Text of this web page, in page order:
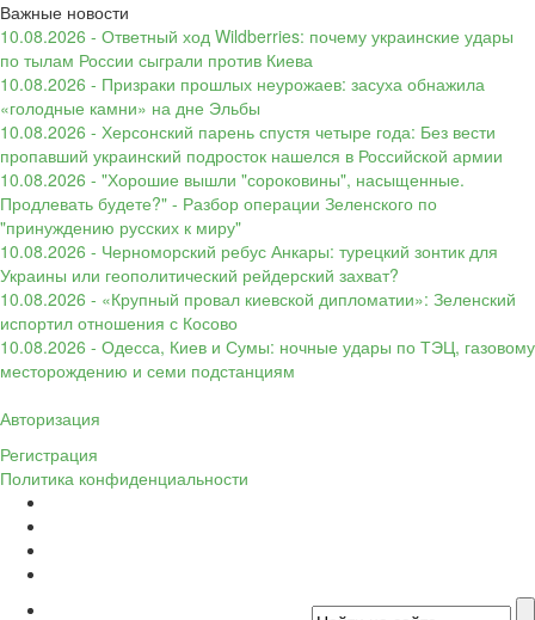
Важные новости
10.08.2026 - Ответный ход Wildberries: почему украинские удары
по тылам России сыграли против Киева
10.08.2026 - Призраки прошлых неурожаев: засуха обнажила
«голодные камни» на дне Эльбы
10.08.2026 - Херсонский парень спустя четыре года: Без вести
пропавший украинский подросток нашелся в Российской армии
10.08.2026 - "Хорошие вышли "сороковины", насыщенные.
Продлевать будете?" - Разбор операции Зеленского по
"принуждению русских к миру"
10.08.2026 - Черноморский ребус Анкары: турецкий зонтик для
Украины или геополитический рейдерский захват?
10.08.2026 - «Крупный провал киевской дипломатии»: Зеленский
испортил отношения с Косово
10.08.2026 - Одесса, Киев и Сумы: ночные удары по ТЭЦ, газовому
месторождению и семи подстанциям
Авторизация
Регистрация
Политика конфиденциальности